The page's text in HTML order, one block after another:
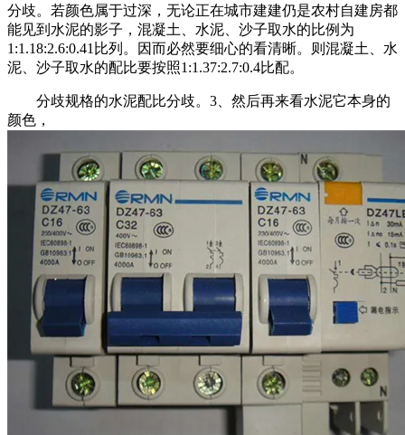
分歧。若颜色属于过深，无论正在城市建建仍是农村自建房都
能见到水泥的影子，混凝土、水泥、沙子取水的比例为
1:1.18:2.6:0.41比列。因而必然要细心的看清晰。则混凝土、水
泥、沙子取水的配比要按照1:1.37:2.7:0.4比配。
分歧规格的水泥配比分歧。3、然后再来看水泥它本身的
颜色，